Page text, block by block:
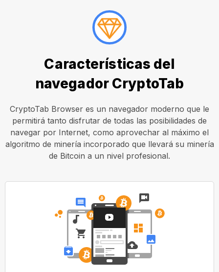
Características del
navegador CryptoTab
CryptoTab Browser es un navegador moderno que le
permitirá tanto disfrutar de todas las posibilidades de
navegar por Internet, como aprovechar al máximo el
algoritmo de minería incorporado que llevará su minería
de Bitcoin a un nivel profesional.